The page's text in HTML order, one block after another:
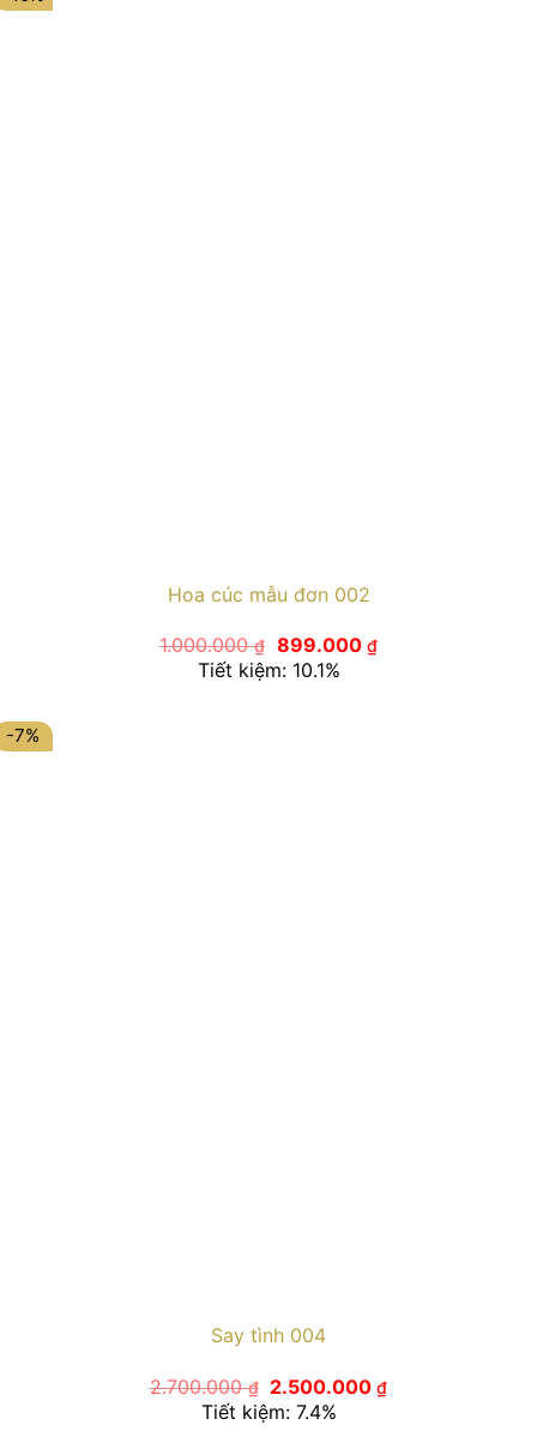
Hoa cúc mẫu đơn 002
1.000.000₫ Giá
gốc
là:
899.000 ₫Giá
hiện
Tiết kiệm: 10.1%
-7%
Say tình 004
2.700.000₫
Giá
gốc
là:
2.500.000₫Giá
Tiết kiệm: 7.4%